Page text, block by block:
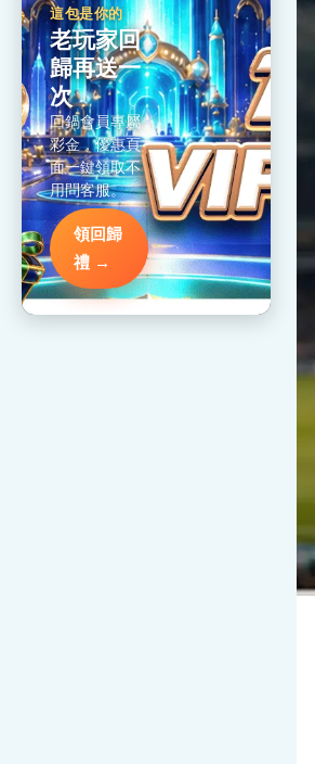
這包是你的
老玩家回
歸再送一
次
回鍋會員專屬
彩金，優惠頁
面一鍵領取不
用問客服。
領回歸
禮 →